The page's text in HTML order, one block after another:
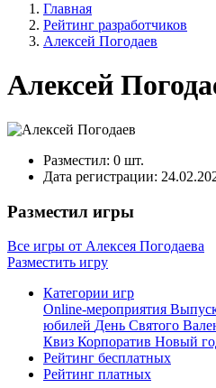
Главная
Рейтинг разработчиков
Алексей Погодаев
Алексей
Разместил: 0 шт.
Дата регистрации:
Разместил игры
Все игры от Алексея Погодаева
Разместить игру
Категории игр
Online-мероприятия
юбилей День Святого
Квиз Корпоратив Новый
Рейтинг бесплатных
Рейтинг платных